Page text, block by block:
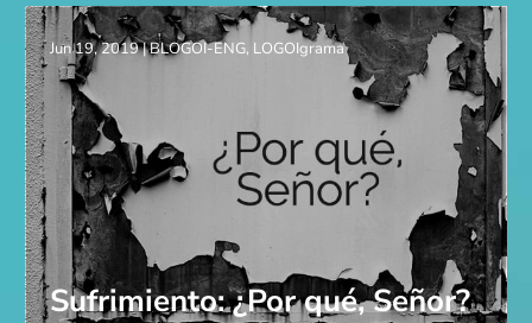
Sufrimiento: ¿Por qué, Señor?
Jun 19, 2019|BLOGOI-ENG, LOGOIgrama